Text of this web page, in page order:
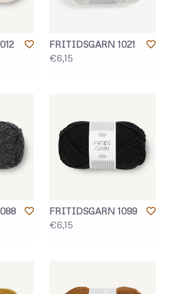
FRITIDSGARN 1021
€6,15
FRITIDSGARN 1099
€6,15